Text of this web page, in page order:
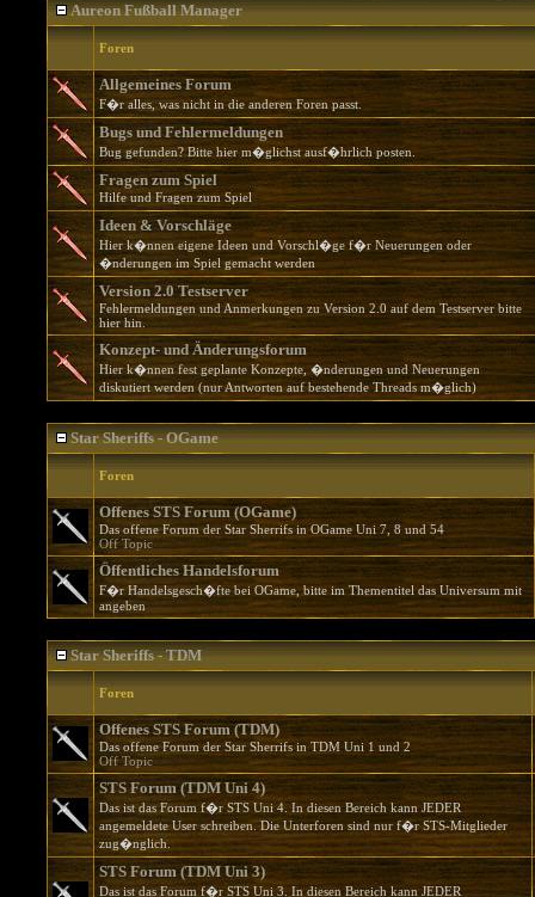
Aureon Fußball Manager
Foren
Allgemeines Forum
F�r alles, was nicht in die anderen Foren passt.
Bugs und Fehlermeldungen
Bug gefunden? Bitte hier m�glichst ausf�hrlich posten.
Fragen zum Spiel
Hilfe und Fragen zum Spiel
Ideen & Vorschläge
Hier k�nnen eigene Ideen und Vorschl�ge f�r Neuerungen oder
�nderungen im Spiel gemacht werden
Version 2.0 Testserver
Fehlermeldungen und Anmerkungen zu Version 2.0 auf dem Testserver bitte
hier hin.
Konzept- und Änderungsforum
Hier k�nnen fest geplante Konzepte, �nderungen und Neuerungen
diskutiert werden (nur Antworten auf bestehende Threads m�glich)
Star Sheriffs - OGame
Foren
Offenes STS Forum (OGame)
Das offene Forum der Star Sherrifs in OGame Uni 7, 8 und 54
Off Topic
Öffentliches Handelsforum
F�r Handelsgesch�fte bei OGame, bitte im Thementitel das Universum mit
angeben
Star Sheriffs - TDM
Foren
Offenes STS Forum (TDM)
Das offene Forum der Star Sherrifs in TDM Uni 1 und 2
Off Topic
STS Forum (TDM Uni 4)
Das ist das Forum f�r STS Uni 4. In diesen Bereich kann JEDER
angemeldete User schreiben. Die Unterforen sind nur f�r STS-Mitglieder
zug�nglich.
STS Forum (TDM Uni 3)
Das ist das Forum f�r STS Uni 3. In diesen Bereich kann JEDER